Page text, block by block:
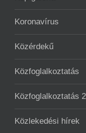
Koronavírus
Közérdekű
Közfoglalkoztatás
Közfoglalkoztatás
Közlekedési hírek